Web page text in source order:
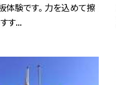
体験です。 力を込めて擦
す...